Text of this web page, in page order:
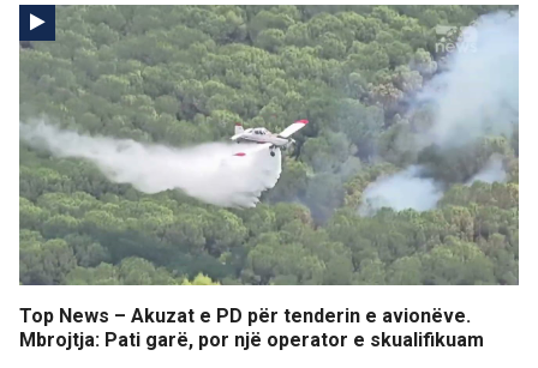
Top News – Akuzat e PD për tenderin e avionëve.
Mbrojtja: Pati garë, por një operator e skualifikuam